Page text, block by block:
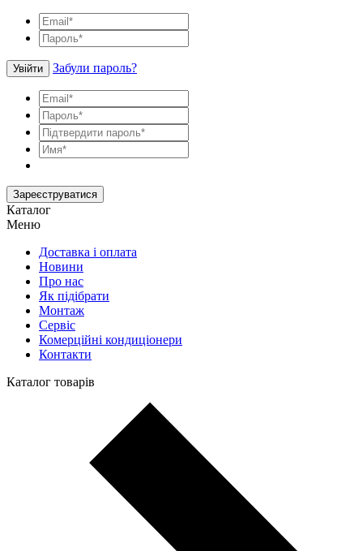
Увійти Забули пароль?
Зареєструватися
Каталог
Меню
Доставка і оплата
Новини
Про нас
Як підібрати
Монтаж
Сервіс
Комерційні кондиціонери
Контакти
Каталог товарів